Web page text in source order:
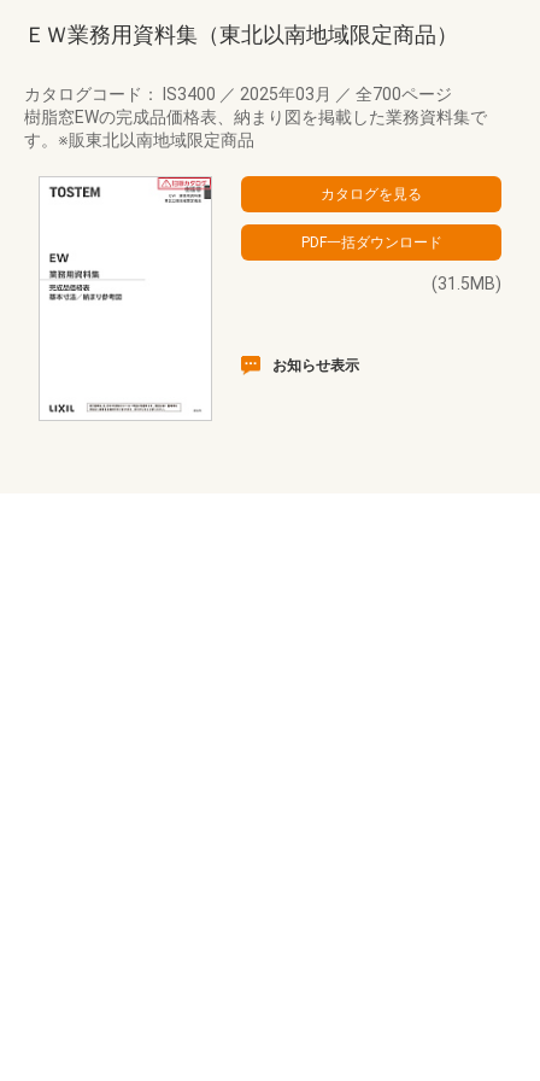
ＥＷ業務用資料集（東北以南地域限定商品）
カタログコード： IS3400 ／ 2025年03月 ／ 全700ページ
樹脂窓EWの完成品価格表、納まり図を掲載した業務資料集で
す。※販東北以南地域限定商品
(31.5MB)
お知らせ表示